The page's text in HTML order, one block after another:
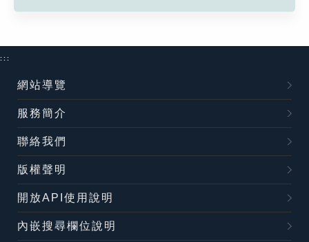
:::
網站導覽
服務簡介
聯絡我們
版權聲明
開放API使用說明
內嵌搜尋欄位說明